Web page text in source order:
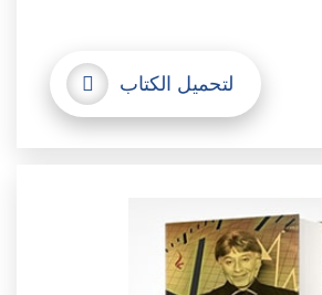
لتحميل الكتاب